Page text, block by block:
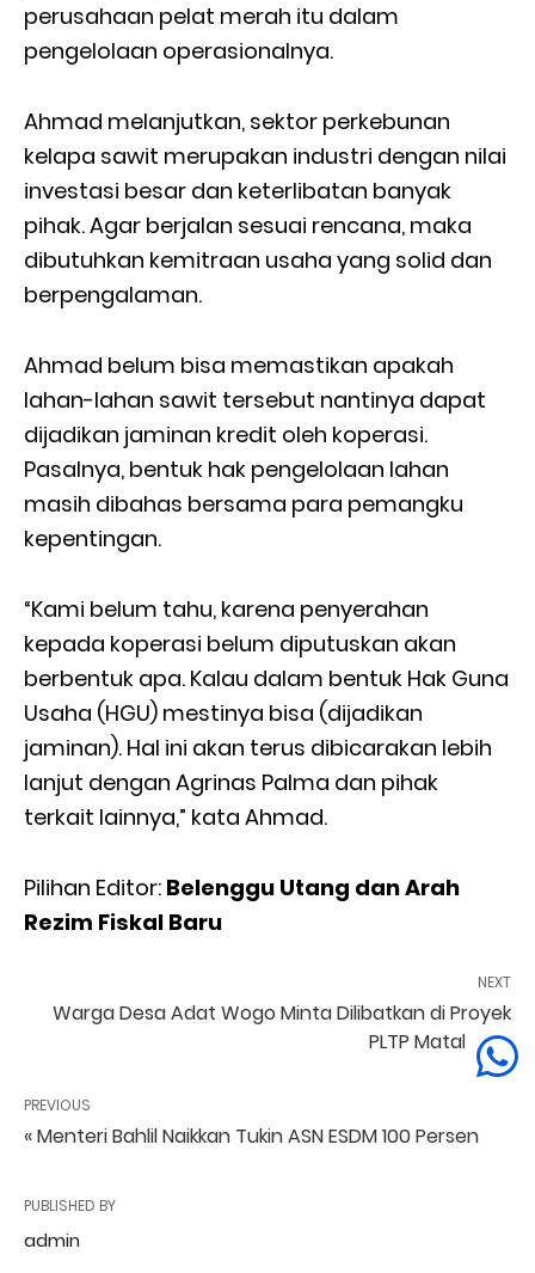
perusahaan pelat merah itu dalam
pengelolaan operasionalnya.
Ahmad melanjutkan, sektor perkebunan
kelapa sawit merupakan industri dengan nilai
investasi besar dan keterlibatan banyak
pihak. Agar berjalan sesuai rencana, maka
dibutuhkan kemitraan usaha yang solid dan
berpengalaman.
Ahmad belum bisa memastikan apakah
lahan-lahan sawit tersebut nantinya dapat
dijadikan jaminan kredit oleh koperasi.
Pasalnya, bentuk hak pengelolaan lahan
masih dibahas bersama para pemangku
kepentingan.
“Kami belum tahu, karena penyerahan
kepada koperasi belum diputuskan akan
berbentuk apa. Kalau dalam bentuk Hak Guna
Usaha (HGU) mestinya bisa (dijadikan
jaminan). Hal ini akan terus dibicarakan lebih
lanjut dengan Agrinas Palma dan pihak
terkait lainnya,” kata Ahmad.
Pilihan Editor: Belenggu Utang dan Arah
Rezim Fiskal Baru
NEXT
Warga Desa Adat Wogo Minta Dilibatkan di Proyek
PLTP Mataloko »
PREVIOUS
« Menteri Bahlil Naikkan Tukin ASN ESDM 100 Persen
PUBLISHED BY
admin